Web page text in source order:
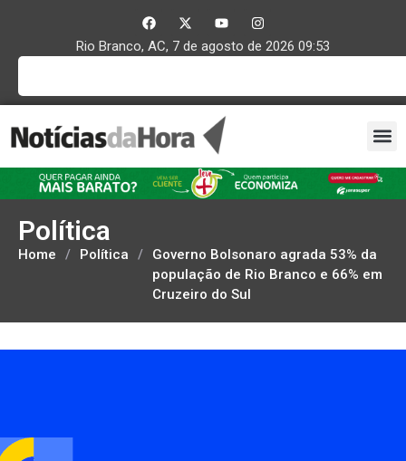
Rio Branco, AC, 7 de agosto de 2026 09:53
Política
Home / Política /
Governo Bolsonaro agrada 53% da
população de Rio Branco e 66% em
Cruzeiro do Sul